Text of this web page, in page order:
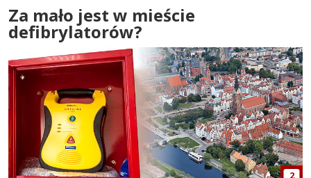
Za mało jest w mieście
defibrylatorów?
2